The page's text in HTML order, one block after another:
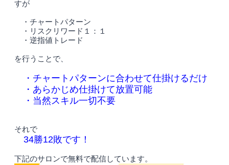
すが
・チャートパターン
・リスクリワード１：１
・逆指値トレード
を行うことで、
・チャートパターンに合わせて仕掛けるだけ
・あらかじめ仕掛けて放置可能
・当然スキル一切不要
それで
34勝12敗です！
下記のサロンで無料で配信しています。